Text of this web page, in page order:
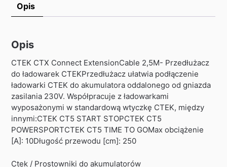
Opis
Opis
CTEK CTX Connect ExtensionCable 2,5M- Przedłużacz
do ładowarek CTEKPrzedłużacz ułatwia podłączenie
ładowarki CTEK do akumulatora oddalonego od gniazda
zasilania 230V. Współpracuje z ładowarkami
wyposażonymi w standardową wtyczkę CTEK, między
innymi:CTEK CT5 START STOPCTEK CT5
POWERSPORTCTEK CT5 TIME TO GOMax obciążenie
[A]: 10Długość przewodu [cm]: 250
Ctek / Prostowniki do akumulatorów